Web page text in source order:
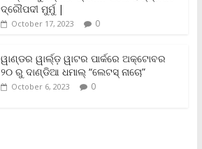
ଦ୍ରୌପଦୀ ମୁର୍ମୁ |
October 17, 2023 0
ୱାଣ୍ଡର ୱାର୍ଲ୍‌ଡ଼ ୱାଟର ପାର୍କରେ ଅକ୍ଟୋବର
୨୦ ରୁ ଦାଣ୍ଡିଆ ଧମାଲ୍ “ଲେଟସ୍ ନାଚୋ”
October 6, 2023 0